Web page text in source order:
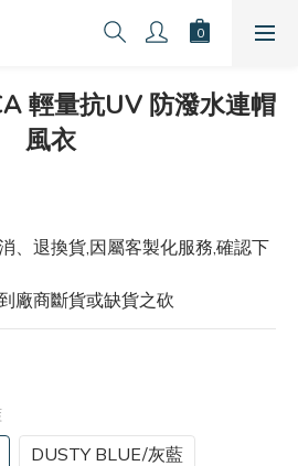
輕量抗UV 防潑水連帽
風衣
、退換貨,因屬客製化服務,確認下
廠商斷貨或缺貨之砍
DUSTY BLUE/灰藍